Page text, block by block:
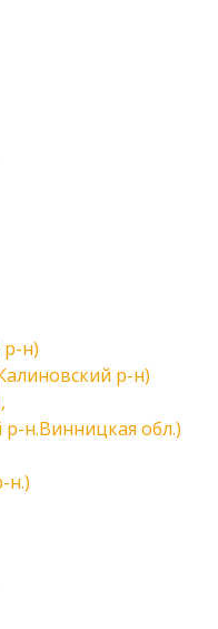
н)
р-н)
н.Винницкая обл.)
н.)